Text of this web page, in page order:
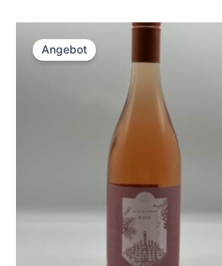
Angebot